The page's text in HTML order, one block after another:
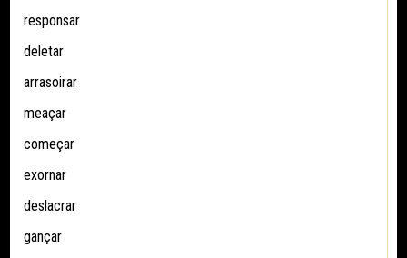
responsar
deletar
arrasoirar
meaçar
começar
exornar
deslacrar
gançar